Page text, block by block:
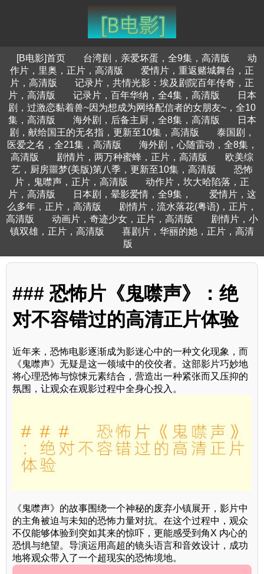
[B电影]首页 台湾剧，亲爱坏蛋，全9集，高清版
动
作片，里奥，正片，高清版
爱情片，重返赌城舞台，正
片，高清版
记录片，共情光影：埃及剧院百年传奇，正
片，高清版
记录片，百年华纳，全4集，高清版
日本
剧，过激恋黏着兽~因为想成为网络配信者的女朋友~，全10
集，高清版
海外剧，后备主厨，全8集，高清版
日本
剧，献给国王的无名指，更新至10集，高清版
泰国剧，
医爱之名，全21集，高清版
海外剧，心随雷动，全8集，
高清版
剧情片，两万种蜜蜂，正片，高清版
欧美综
艺，厨房噩梦(美版)第八季，更新至10集，高清版
恐怖
片，鬼噤声，正片，高清版
动作片，坎大哈陷落，正
片，高清版
日本剧，晕影爱情，全9集，
爱情片，这
么多年，正片，高清版
剧情片，流水落花(粤语)，正片，
高清版
动画片，奇迹少女，正片，高清版
剧情片，小
镇双雄，正片，高清版
喜剧片，华丽的她，正片，高清
版
### 恐怖片《鬼噤声》：绝
对不容错过的高清正片体验
近年来，恐怖电影逐渐成为影迷心中的一种文化现象，而
《鬼噤声》无疑是这一领域中的佼佼者。这部影片巧妙地
将心理恐怖与惊悚元素结合，营造出一种紧张而又压抑的
氛围，让观众在观影过程中全身心投入。
《鬼噤声》的故事围绕一个神秘的废弃小镇展开，影片中
的主角被迫与未知的恐怖力量对抗。在这个过程中，观众
不仅能够体验到突如其来的惊吓，更能感受到角X 内心的
恐惧与绝望。导演运用高超的镜头语言和音效设计，成功
地将观众带入了一个超现实的恐怖境地。